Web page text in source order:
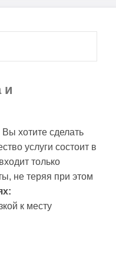
и
хотите сделать
услуги состоит в
только
не теряя при этом
к месту